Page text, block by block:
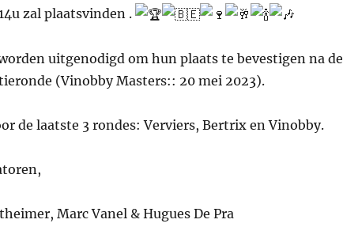
zal plaatsvinden .
uitgenodigd om hun plaats te bevestigen na de
(Vinobby Masters:: 20 mei 2023).
de laatste 3 rondes: Verviers, Bertrix en Vinobby.
Marc Vanel & Hugues De Pra